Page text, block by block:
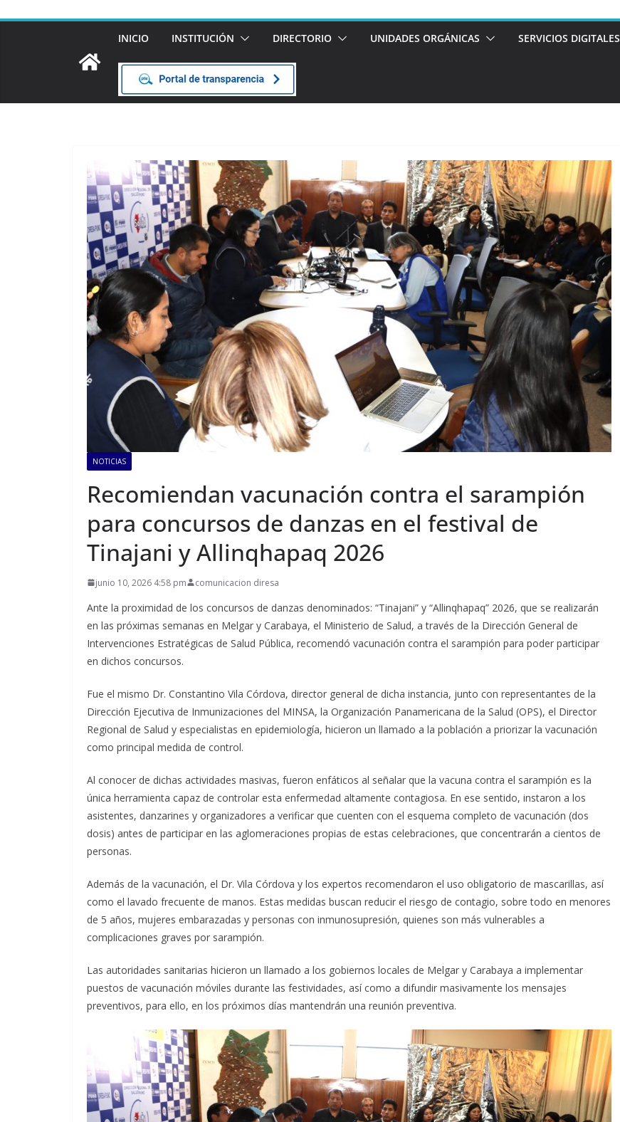
INICIO INSTITUCIÓN DIRECTORIO UNIDADES ORGÁNICAS SERVICIOS DIGITALES
NOTICIAS
Recomiendan vacunación contra el sarampión
para concursos de danzas en el festival de
Tinajani y Allinqhapaq 2026
junio 10, 2026 4:58 pm comunicacion diresa
Ante la proximidad de los concursos de danzas denominados: “Tinajani” y “Allinqhapaq” 2026, que se realizarán
en las próximas semanas en Melgar y Carabaya, el Ministerio de Salud, a través de la Dirección General de
Intervenciones Estratégicas de Salud Pública, recomendó vacunación contra el sarampión para poder participar
en dichos concursos.
Fue el mismo Dr. Constantino Vila Córdova, director general de dicha instancia, junto con representantes de la
Dirección Ejecutiva de Inmunizaciones del MINSA, la Organización Panamericana de la Salud (OPS), el Director
Regional de Salud y especialistas en epidemiología, hicieron un llamado a la población a priorizar la vacunación
como principal medida de control.
Al conocer de dichas actividades masivas, fueron enfáticos al señalar que la vacuna contra el sarampión es la
única herramienta capaz de controlar esta enfermedad altamente contagiosa. En ese sentido, instaron a los
asistentes, danzarines y organizadores a verificar que cuenten con el esquema completo de vacunación (dos
dosis) antes de participar en las aglomeraciones propias de estas celebraciones, que concentrarán a cientos de
personas.
Además de la vacunación, el Dr. Vila Córdova y los expertos recomendaron el uso obligatorio de mascarillas, así
como el lavado frecuente de manos. Estas medidas buscan reducir el riesgo de contagio, sobre todo en menores
de 5 años, mujeres embarazadas y personas con inmunosupresión, quienes son más vulnerables a
complicaciones graves por sarampión.
Las autoridades sanitarias hicieron un llamado a los gobiernos locales de Melgar y Carabaya a implementar
puestos de vacunación móviles durante las festividades, así como a difundir masivamente los mensajes
preventivos, para ello, en los próximos días mantendrán una reunión preventiva.